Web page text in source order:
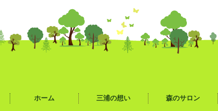
ホーム 三浦の想い 森のサロン